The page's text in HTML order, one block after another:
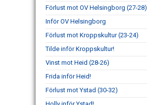
Förlust mot OV Helsingborg (27-28)
Inför OV Helsingborg
Förlust mot Kroppskultur (23-24)
Tilde inför Kroppskultur!
Vinst mot Heid (28-26)
Frida inför Heid!
Förlust mot Ystad (30-32)